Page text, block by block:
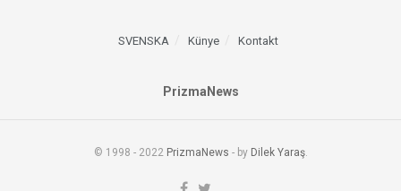
SVENSKA Künye Kontakt
PrizmaNews
© 1998 - 2022 PrizmaNews - by Dilek Yaraş.